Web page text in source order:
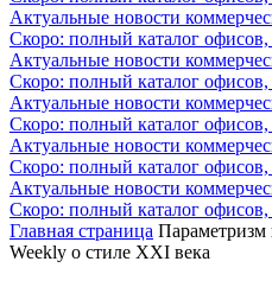
Актуальные новости
Скоро: полный каталог
Актуальные новости
Скоро: полный каталог
Актуальные новости
Скоро: полный каталог
Актуальные новости
Скоро: полный каталог
Актуальные новости
Скоро: полный каталог
Главная страница Параметризм
Weekly о стиле XXI века